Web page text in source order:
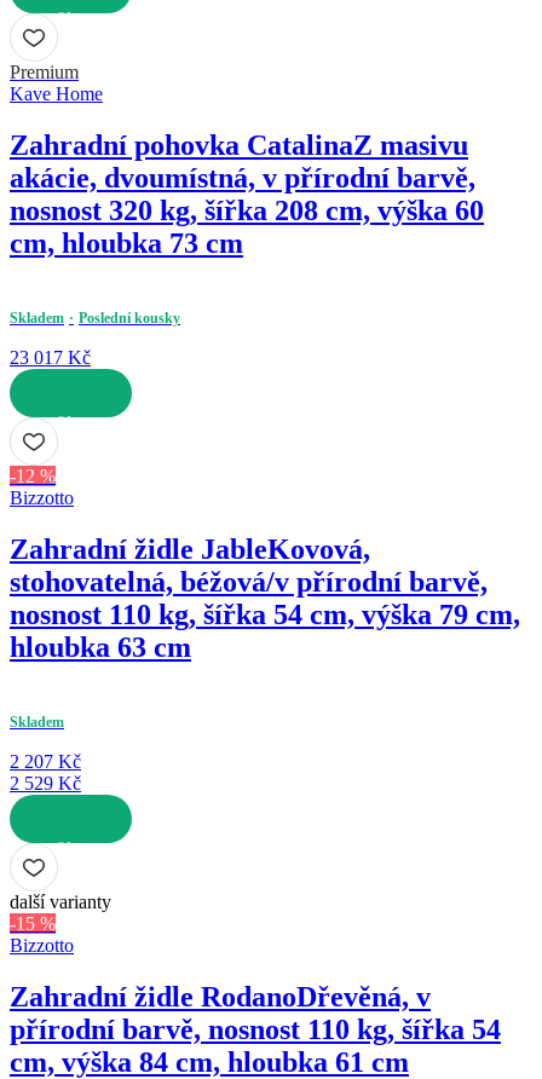
DO KOŠÍKU
Premium
Kave Home
Zahradní pohovka CatalinaZ masivu
akácie, dvoumístná, v přírodní barvě,
nosnost 320 kg, šířka 208 cm, výška 60
cm, hloubka 73 cm
Skladem Poslední kousky
23 017 Kč
DO KOŠÍKU
-12 %
Bizzotto
Zahradní židle JableKovová,
stohovatelná, béžová/v přírodní barvě,
nosnost 110 kg, šířka 54 cm, výška 79 cm,
hloubka 63 cm
Skladem
2 207 Kč
2 529 Kč
DO KOŠÍKU
další varianty
-15 %
Bizzotto
Zahradní židle RodanoDřevěná, v
přírodní barvě, nosnost 110 kg, šířka 54
cm, výška 84 cm, hloubka 61 cm